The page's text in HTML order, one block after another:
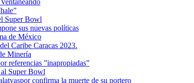
Super Bowl
sus nuevas políticas
de México
Caribe Caracas 2023.
Minería
referencias ”inapropiadas”
Super Bowl
confirma la muerte de su portero